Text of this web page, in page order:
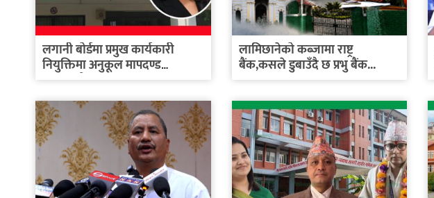
लगानी बोर्डमा प्रमुख कार्यकारी
नियुक्तिमा अनुकूल मापदण्ड
लामिछानेको कब्जामा राष्ट्र
बैंक,कसले डुबाउँदै छ प्रभु बैंक...